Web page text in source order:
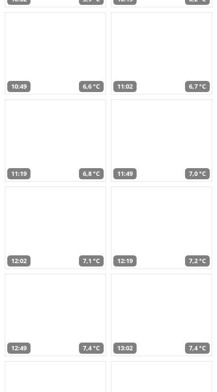
10:49 6,6 °C 11:02 6,7 °C
11:19 6,8 °C 11:49 7,0 °C
12:02 7,1 °C 12:19 7,2 °C
12:49 7,4 °C 13:02 7,4 °C